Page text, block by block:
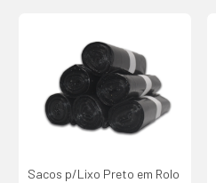
Sacos p/Lixo Preto em Rolo